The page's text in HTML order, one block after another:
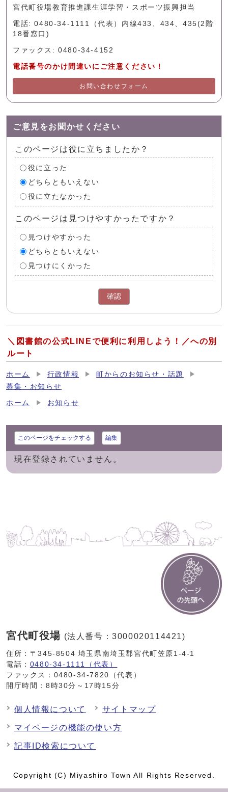
宮代町役場教育推進課生涯学習・スポーツ振興担当
電話: 0480-34-1111（代表）内線433、434、435(2階
18番窓口)
ファックス: 0480-34-4152
電話番号のかけ間違いにご注意ください！
お問い合わせフォーム
ご意見をお聞かせください
このページは役に立ちましたか？
役に立った
どちらともいえない
役に立たなかった
このページは見つけやすかったですか？
見つけやすかった
どちらともいえない
見つけにくかった
確認
＼図書館の公式LINEで便利に利用しよう！／への別
ルート
ホーム 行政情報
町からのお知らせ・話題
募集・お知らせ
ホーム お知らせ
このページをチェックする 編集
現在登録されていません。
宮代町役場 (法人番号：3000020114421)
住所：〒345-8504 埼玉県南埼玉郡宮代町笠原1-4-1
電話： 0480-34-1111（代表）
ファックス：0480-34-7820（代表）
開庁時間：8時30分～17時15分
個人情報について サイトマップ
マイページの機能の使い方
記事ID検索について
Copyright (C) Miyashiro Town All Rights Reserved.